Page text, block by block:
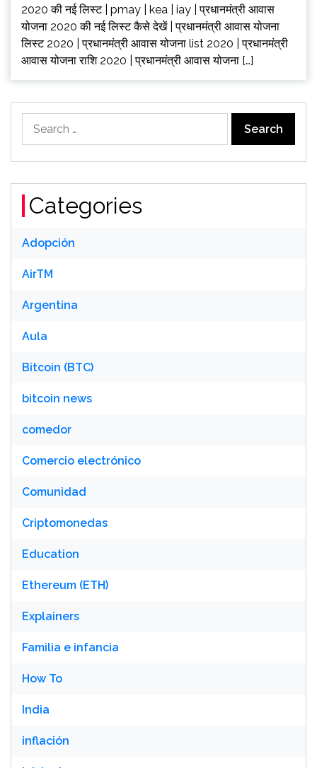
2020 की नई लिस्ट | pmay | kea | iay | प्रधानमंत्री आवास
योजना 2020 की नई लिस्ट कैसे देखें | प्रधानमंत्री आवास योजना
लिस्ट 2020 | प्रधानमंत्री आवास योजना list 2020 | प्रधानमंत्री
आवास योजना राशि 2020 | प्रधानमंत्री आवास योजना […]
for:
Categories
Adopción
AirTM
Argentina
Aula
Bitcoin (BTC)
bitcoin news
comedor
Comercio electrónico
Comunidad
Criptomonedas
Education
Ethereum (ETH)
Explainers
Familia e infancia
How To
India
inflación